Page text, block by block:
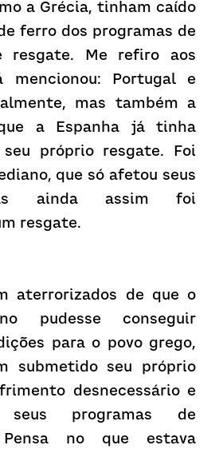
a Grécia, tinham caído
ferro dos programas de
resgate. Me refiro aos
mencionou: Portugal e
mas também a
a Espanha já tinha
seu próprio resgate. Foi
que só afetou seus
ainda assim foi
resgate.
aterrorizados de que o
pudesse conseguir
para o povo grego,
submetido seu próprio
desnecessário e
programas de
Pensa no que estava